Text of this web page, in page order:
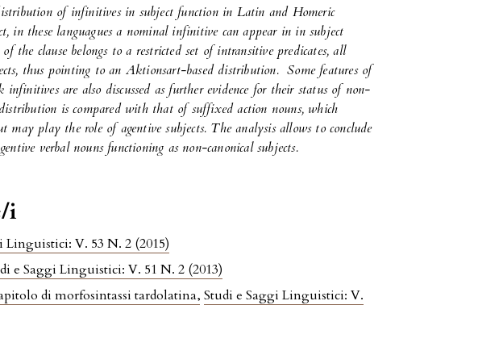
of infinitives in subject function in Latin and Homeric
in these languagues a nominal infinitive can appear in in subject
the clause belongs to a restricted set of intransitive predicates, all
thus pointing to an Aktionsart-based distribution.Some features of
are also discussed as further evidence for their status of non-
is compared with that of suffixed action nouns, which
may play the role of agentive subjects. The analysis allows to conclude
verbal nouns functioning as non-canonical subjects.
i
Linguistici: V. 53 N. 2 (2015)
e Saggi Linguistici: V. 51 N. 2 (2013)
di morfosintassi tardolatina,Studi e Saggi Linguistici: V.